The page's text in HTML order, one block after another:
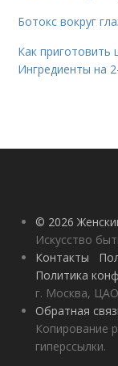
Ботокс вокруг
Как приготовить
Ингредиенты на
© 2026
Искусство
Контакты
Политика
г. Москва,
Обратная
Копирование
гиперссылки.